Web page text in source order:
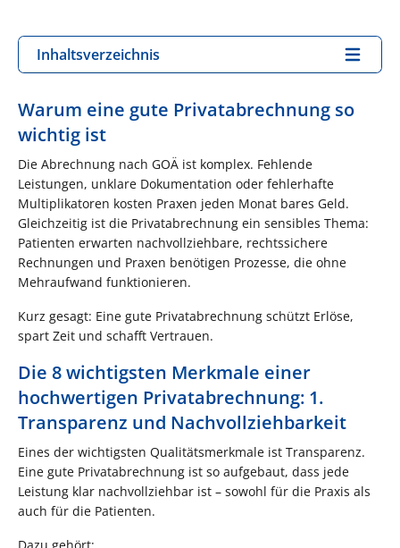
Inhaltsverzeichnis
Warum eine gute Privatabrechnung so
wichtig ist
Die Abrechnung nach GOÄ ist komplex. Fehlende
Leistungen, unklare Dokumentation oder fehlerhafte
Multiplikatoren kosten Praxen jeden Monat bares Geld.
Gleichzeitig ist die Privatabrechnung ein sensibles Thema:
Patienten erwarten nachvollziehbare, rechtssichere
Rechnungen und Praxen benötigen Prozesse, die ohne
Mehraufwand funktionieren.
Kurz gesagt: Eine gute Privatabrechnung schützt Erlöse,
spart Zeit und schafft Vertrauen.
Die 8 wichtigsten Merkmale einer
hochwertigen Privatabrechnung: 1.
Transparenz und Nachvollziehbarkeit
Eines der wichtigsten Qualitätsmerkmale ist Transparenz.
Eine gute Privatabrechnung ist so aufgebaut, dass jede
Leistung klar nachvollziehbar ist – sowohl für die Praxis als
auch für die Patienten.
Dazu gehört: